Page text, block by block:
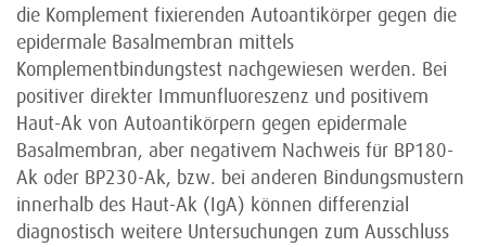
die Komplement fixierenden Autoantikörper gegen die
epidermale Basal­membran mittels
Komplementbindungstest nachgewiesen werden. Bei
positiver direkter Immunfluoreszenz und positivem
Haut-Ak von Autoantikörpern gegen epidermale
Basalmembran, aber negativem Nachweis für BP180-
Ak oder BP230-Ak, bzw. bei anderen Bin­dung­s­mustern
innerhalb des Haut-Ak (IgA) können differenzial
diagnostisch weitere Unter­suchungen zum Ausschluss